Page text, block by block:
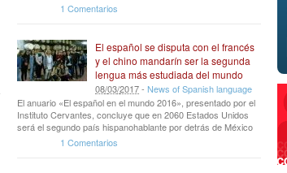
1 Comentarios
El español se disputa con el francés
y el chino mandarín ser la segunda
lengua más estudiada del mundo
08/03/2017- News of Spanish language
El anuario «El español en el mundo 2016», presentado por el
Instituto Cervantes, concluye que en 2060 Estados Unidos
será el segundo país hispanohablante por detrás de México
1 Comentarios